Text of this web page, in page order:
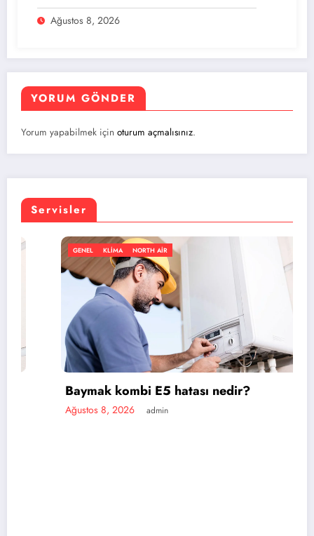
Ağustos 8, 2026
YORUM GÖNDER
Yorum yapabilmek için oturum açmalısınız.
Servisler
KLIMA NORTH AIR
Baymak kombi E5 hatası nedir?
Ağustos 8, 2026 admin